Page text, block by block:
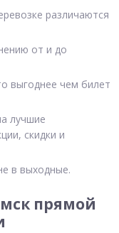
различаются
от и до
выгоднее чем билет
лучшие
скидки и
в выходные.
прямой